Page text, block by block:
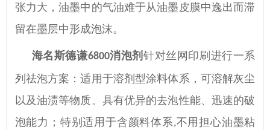
张力大，油墨中的气油难于从油墨皮膜中逸出而滞
留在墨层中形成泡沫。
海名斯德谦6800消泡剂 针对丝网印刷进行一系
列祛泡方案：适用于溶剂型涂料体系， 可溶解灰尘
以及油渍等物质。 具有优异的去泡性能、迅速的破
泡能力；特别适用于含颜料体系,不用担心油墨粘